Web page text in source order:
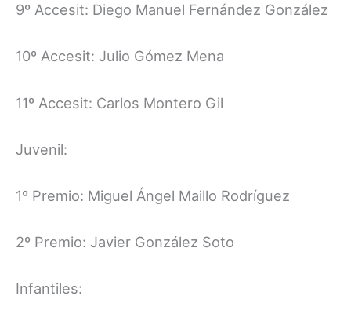
9º Accesit: Diego Manuel Fernández González
10º Accesit: Julio Gómez Mena
11º Accesit: Carlos Montero Gil
Juvenil:
1º Premio: Miguel Ángel Maillo Rodríguez
2º Premio: Javier González Soto
Infantiles: